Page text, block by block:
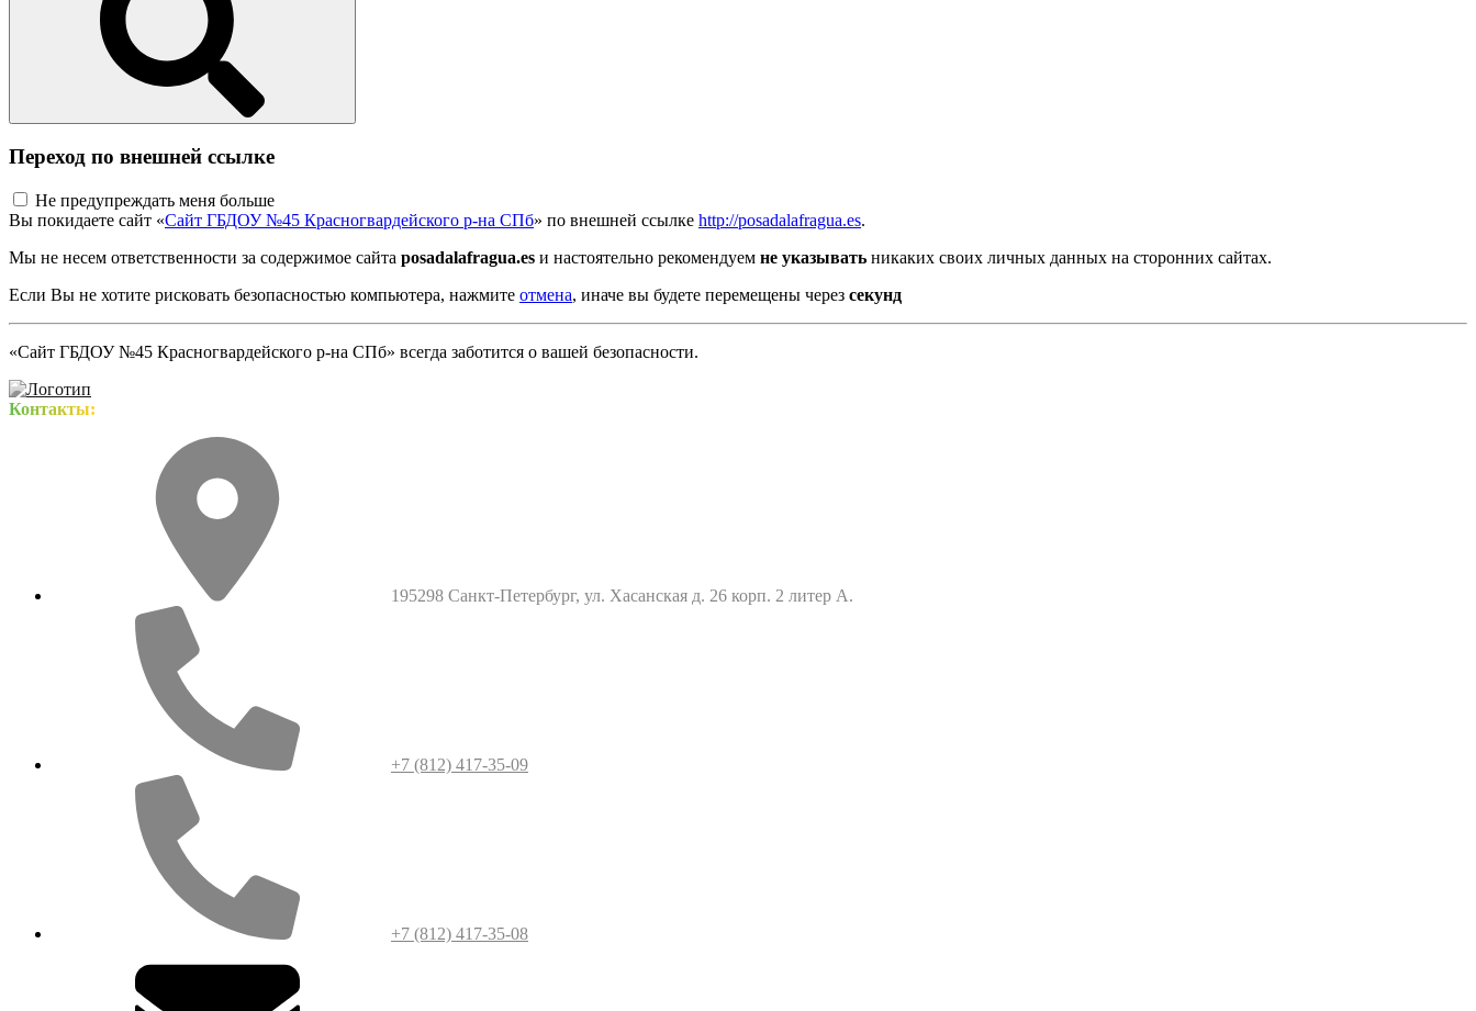
Переход по внешней ссылке
Не предупреждать меня больше
Вы покидаете сайт «Сайт ГБДОУ №45 Красногвардейского р-на СПб» по внешней ссылке http://posadalafragua.es.
Мы не несем ответственности за содержимое сайта posadalafragua.es и настоятельно рекомендуем не указывать никаких своих личных данных на сторонних сайтах.
Если Вы не хотите рисковать безопасностью компьютера, нажмите отмена, иначе вы будете перемещены через секунд
«Сайт ГБДОУ №45 Красногвардейского р-на СПб» всегда заботится о вашей безопасности.
Контакты:
195298 Санкт-Петербург, ул. Хасанская д. 26 корп. 2 литер А.
+7 (812) 417-35-09
+7 (812) 417-35-08